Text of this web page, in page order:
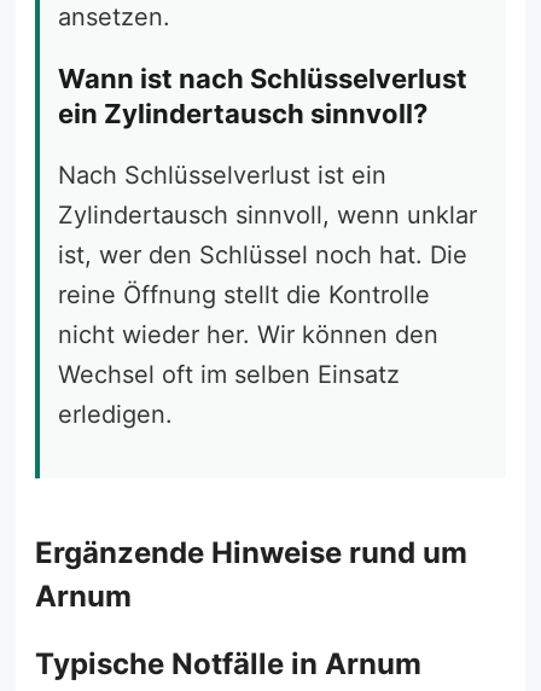
ansetzen.
Wann ist nach Schlüsselverlust
ein Zylindertausch sinnvoll?
Nach Schlüsselverlust ist ein
Zylindertausch sinnvoll, wenn unklar
ist, wer den Schlüssel noch hat. Die
reine Öffnung stellt die Kontrolle
nicht wieder her. Wir können den
Wechsel oft im selben Einsatz
erledigen.
Ergänzende Hinweise rund um
Arnum
Typische Notfälle in Arnum